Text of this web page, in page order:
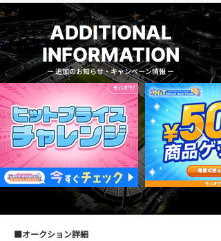
ADDITIONAL
INFORMATION
ー 追加のお知らせ・キャンペーン情報 ー
■オークション詳細